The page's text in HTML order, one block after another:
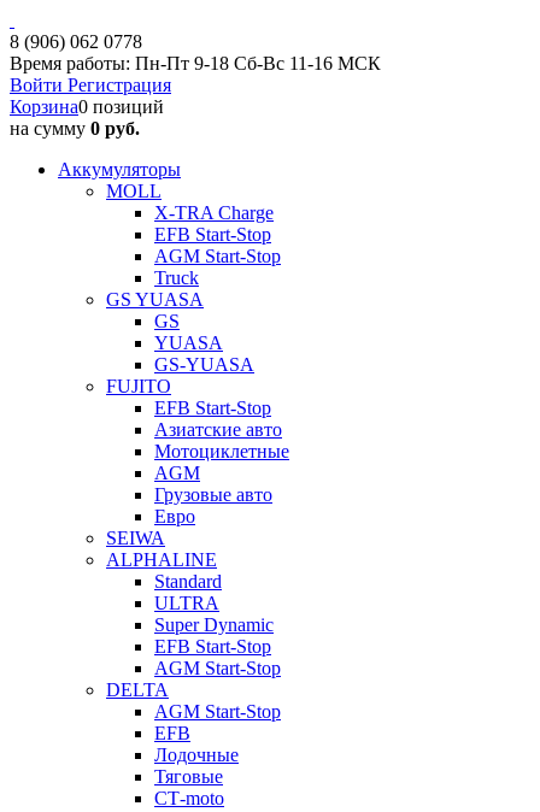
8 (906) 062 0778
Время работы: Пн-Пт 9-18 Сб-Вс 11-16 МСК
Войти Регистрация
Корзина0 позиций
на сумму 0 руб.
Аккумуляторы
MOLL
X-TRA Charge
EFB Start-Stop
AGM Start-Stop
Truck
GS YUASA
GS
YUASA
GS-YUASA
FUJITO
EFB Start-Stop
Азиатские авто
Мотоциклетные
AGM
Грузовые авто
Евро
SEIWA
ALPHALINE
Standard
ULTRA
Super Dynamic
EFB Start-Stop
AGM Start-Stop
DELTA
AGM Start-Stop
EFB
Лодочные
Тяговые
СТ-moto